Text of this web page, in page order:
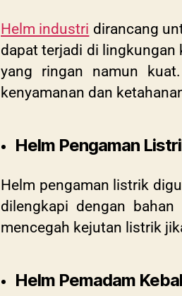
Helm industri dirancang
dapat terjadi di lingkungan
yang ringan namun
kenyamanan dan
Helm Pengaman
Helm pengaman listrik
dilengkapi dengan
mencegah kejutan listrik
Helm Pemadam